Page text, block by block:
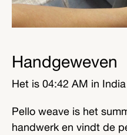
Handgeweven
Het is 04:42 AM in India
Pello weave is het
handwerk en vindt de